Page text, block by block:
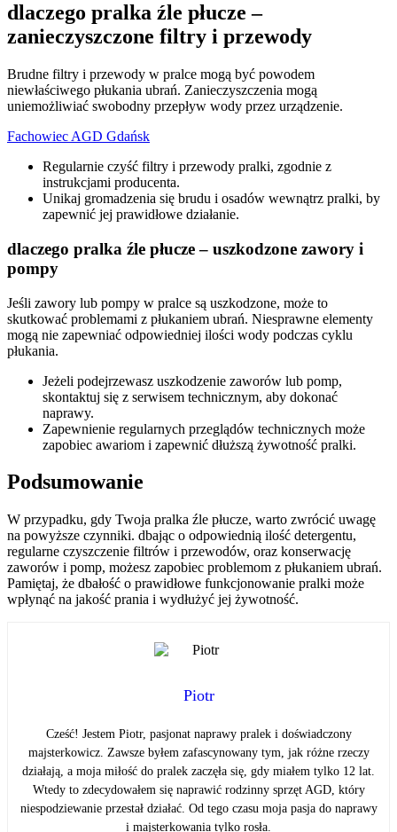
dlaczego pralka źle płucze –
zanieczyszczone filtry i przewody
Brudne filtry i przewody w pralce mogą być powodem
niewłaściwego płukania ubrań. Zanieczyszczenia mogą
uniemożliwiać swobodny przepływ wody przez urządzenie.
Fachowiec AGD Gdańsk
Regularnie czyść filtry i przewody pralki, zgodnie z
instrukcjami producenta.
Unikaj gromadzenia się brudu i osadów wewnątrz pralki, by
zapewnić jej prawidłowe działanie.
dlaczego pralka źle płucze – uszkodzone zawory i
pompy
Jeśli zawory lub pompy w pralce są uszkodzone, może to
skutkować problemami z płukaniem ubrań. Niesprawne elementy
mogą nie zapewniać odpowiedniej ilości wody podczas cyklu
płukania.
Jeżeli podejrzewasz uszkodzenie zaworów lub pomp,
skontaktuj się z serwisem technicznym, aby dokonać
naprawy.
Zapewnienie regularnych przeglądów technicznych może
zapobiec awariom i zapewnić dłuższą żywotność pralki.
Podsumowanie
W przypadku, gdy Twoja pralka źle płucze, warto zwrócić uwagę
na powyższe czynniki. dbając o odpowiednią ilość detergentu,
regularne czyszczenie filtrów i przewodów, oraz konserwację
zaworów i pomp, możesz zapobiec problemom z płukaniem ubrań.
Pamiętaj, że dbałość o prawidłowe funkcjonowanie pralki może
wpłynąć na jakość prania i wydłużyć jej żywotność.
Piotr
Cześć! Jestem Piotr, pasjonat naprawy pralek i doświadczony
majsterkowicz. Zawsze byłem zafascynowany tym, jak różne rzeczy
działają, a moja miłość do pralek zaczęła się, gdy miałem tylko 12 lat.
Wtedy to zdecydowałem się naprawić rodzinny sprzęt AGD, który
niespodziewanie przestał działać. Od tego czasu moja pasja do naprawy
i majsterkowania tylko rosła.